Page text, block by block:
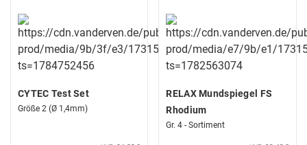
CYTEC Test Set
Größe 2 (Ø 1,4mm)
RELAX Mundspiegel FS
Rhodium
Gr. 4 - Sortiment